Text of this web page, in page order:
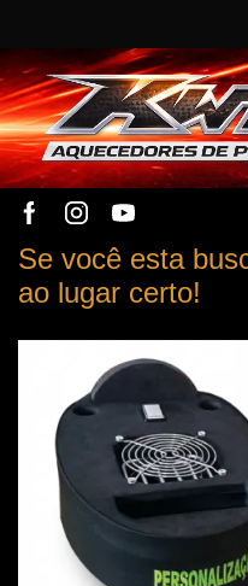
Se você esta
ao lugar certo!